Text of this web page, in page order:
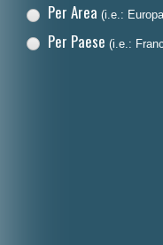
Dansk
Per Area (i.e.:
Per Paese (i.e.: